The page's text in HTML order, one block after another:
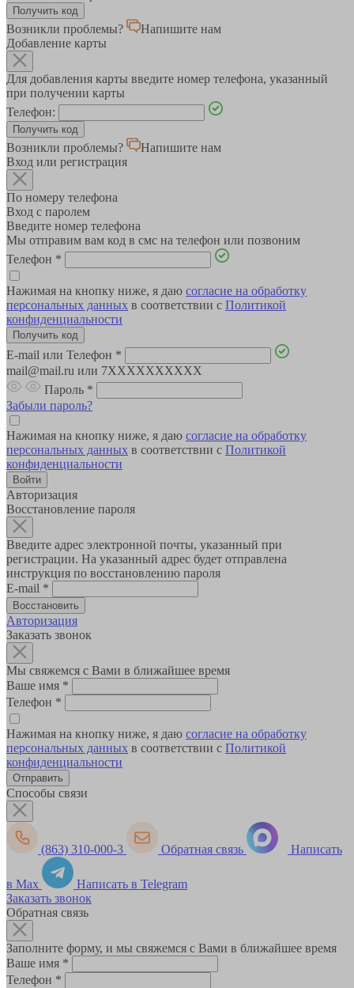
Возникли проблемы?
Напишите нам
Добавление карты
Для добавления карты введите номер телефона, указанный
при получении карты
Телефон:
Возникли проблемы?
Напишите нам
Вход или регистрация
По номеру телефона
Вход с паролем
Введите номер телефона
Мы отправим вам код в смс на телефон или позвоним
Телефон *
Нажимая на кнопку ниже, я даю согласие на обработку
персональных данных в соответствии с Политикой
конфиденциальности
E-mail или Телефон *
mail@mail.ru или 7XXXXXXXXXX
Пароль *
Забыли пароль?
Нажимая на кнопку ниже, я даю согласие на обработку
персональных данных в соответствии с Политикой
конфиденциальности
Авторизация
Восстановление пароля
Введите адрес электронной почты, указанный при
регистрации. На указанный адрес будет отправлена
инструкция по восстановлению пароля
E-mail *
Авторизация
Заказать звонок
Мы свяжемся с Вами в ближайшее время
Ваше имя *
Телефон *
Нажимая на кнопку ниже, я даю согласие на обработку
персональных данных в соответствии с Политикой
конфиденциальности
Способы связи
(863) 310-000-3 Обратная связь Написать
в Max
Написать в Telegram
Заказать звонок
Обратная связь
Заполните форму, и мы свяжемся с Вами в ближайшее время
Ваше имя *
Телефон *